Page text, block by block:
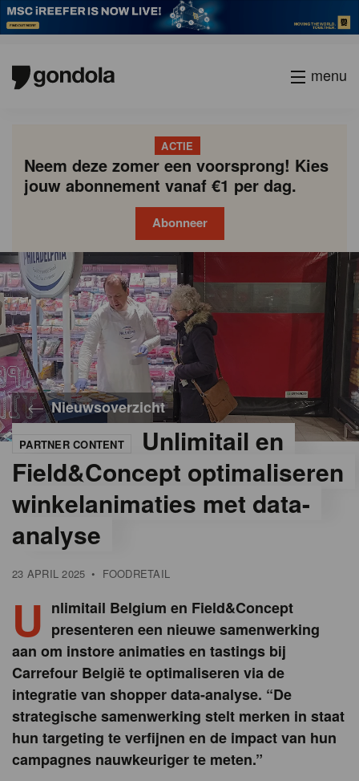
menu
ACTIE
Neem deze zomer een voorsprong! Kies
jouw abonnement vanaf €1 per dag.
Abonneer
Nieuwsoverzicht
PARTNER CONTENT
Unlimitail en
Field&Concept optimaliseren
winkelanimaties met data-
analyse
23 APRIL 2025 • FOODRETAIL
U nlimitail Belgium en Field&Concept
presenteren een nieuwe samenwerking
aan om instore animaties en tastings bij
Carrefour België te optimaliseren via de
integratie van shopper data-analyse. “De
strategische samenwerking stelt merken in staat
hun targeting te verfijnen en de impact van hun
campagnes nauwkeuriger te meten.”
Gondola
academy
Gondola
society